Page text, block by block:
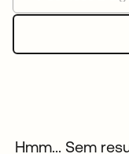
Hmm... Sem